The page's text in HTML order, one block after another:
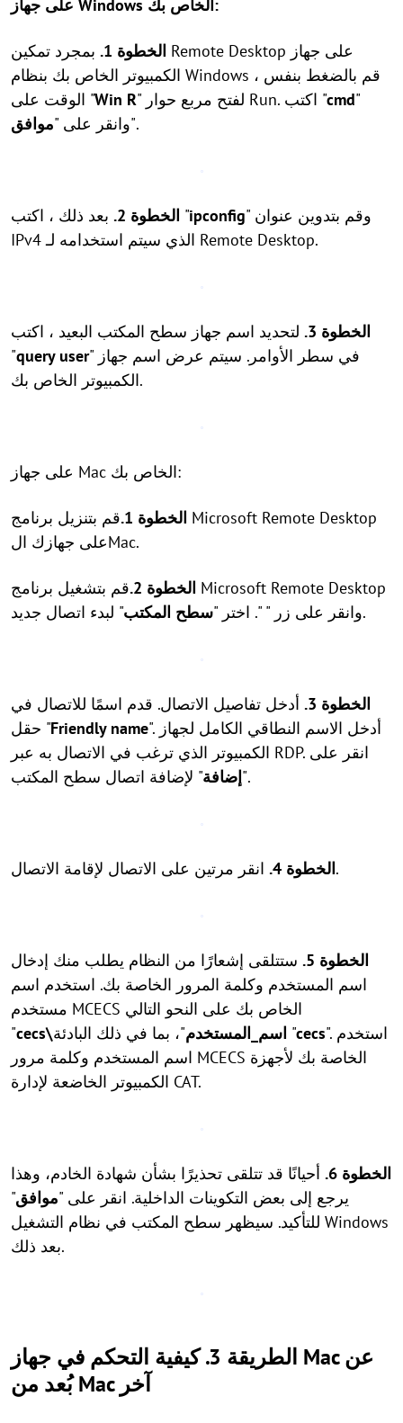
على جهاز Windows الخاص بك:
الخطوة 1.
بمجرد تمكين Remote Desktop على جهاز
الكمبيوتر الخاص بك بنظام Windows ، قم بالضغط بنفس
الوقت على "Win R " لفتح مربع حوار Run. اكتب "cmd"
وانقر على "موافق ".
الخطوة 2. بعد ذلك ، اكتب "ipconfig" وقم بتدوين عنوان
IPv4 الذي سيتم استخدامه لـ Remote Desktop.
الخطوة 3.
لتحديد اسم جهاز سطح المكتب البعيد ، اكتب
"query user" في سطر الأوامر. سيتم عرض اسم جهاز
الكمبيوتر الخاص بك.
على جهاز Mac الخاص بك:
الخطوة 1.
قم بتنزيل برنامج Microsoft Remote Desktop
على جهازك الMac.
الخطوة 2.
قم بتشغيل برنامج Microsoft Remote Desktop
وانقر على زر " ". اختر "سطح المكتب " لبدء اتصال جديد.
الخطوة 3.
أدخل تفاصيل الاتصال. قدم اسمًا للاتصال في
حقل "Friendly name". أدخل الاسم النطاقي الكامل لجهاز
الكمبيوتر الذي ترغب في الاتصال به عبر RDP. انقر على
"إضافة " لإضافة اتصال سطح المكتب.
الخطوة 4.انقر مرتين على الاتصال لإقامة الاتصال.
الخطوة 5.
ستتلقى إشعارًا من النظام يطلب منك إدخال
اسم المستخدم وكلمة المرور الخاصة بك. استخدم اسم
مستخدم MCECS الخاص بك على النحو التالي
"
cecs\اسم_المستخدم "، بما في ذلك البادئة "cecs". استخدم
اسم المستخدم وكلمة مرور MCECS الخاصة بك لأجهزة
الكمبيوتر الخاضعة لإدارة CAT.
الخطوة 6.
أحيانًا قد تتلقى تحذيرًا بشأن شهادة الخادم، وهذا
يرجع إلى بعض التكوينات الداخلية. انقر على "موافق"
للتأكيد. سيظهر سطح المكتب في نظام التشغيل Windows
بعد ذلك.
الطريقة 3. كيفية التحكم في جهاز Mac عن
بُعد من Mac آخر